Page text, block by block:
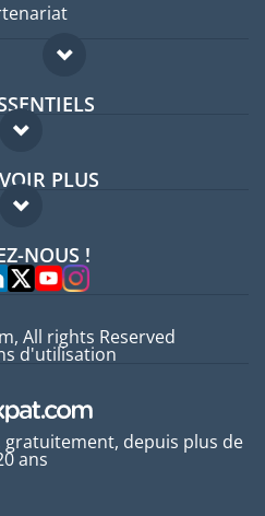
expatriés
pays
PLUS
FAQ
NOUS !
gratuitement, depuis plus de
ans
All rights Reserved
d'utilisation